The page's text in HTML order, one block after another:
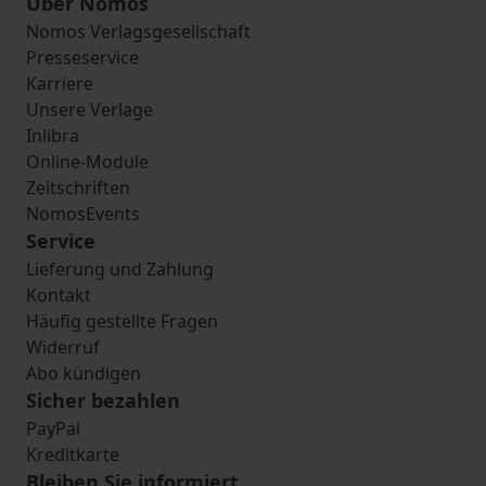
Nomos Verlagsgesellschaft
Presseservice
Karriere
Unsere Verlage
Inlibra
Online-Module
Zeitschriften
NomosEvents
Service
Lieferung und Zahlung
Kontakt
Häufig gestellte Fragen
Widerruf
Abo kündigen
Sicher bezahlen
PayPal
Kreditkarte